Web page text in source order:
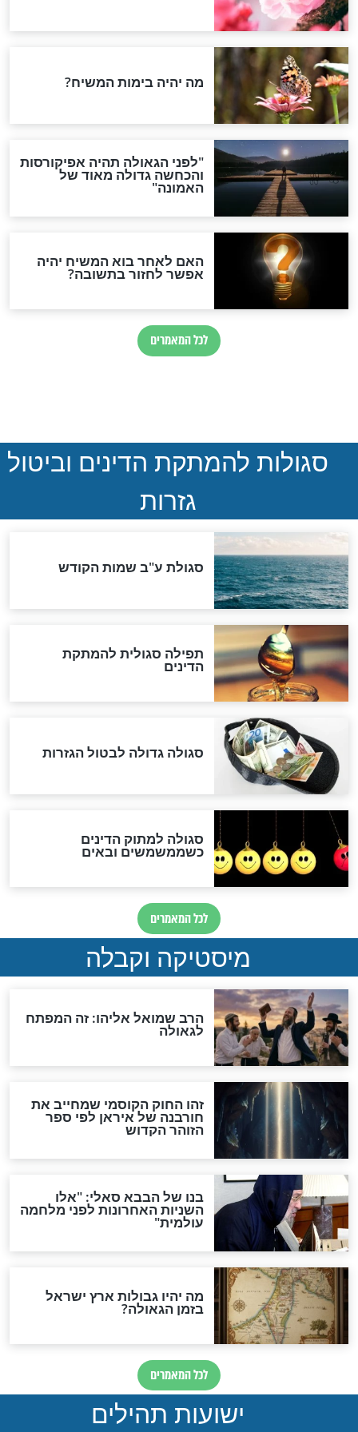
חדשות יהדות
הותר לפרסום: לוחמי מילואים
נהרגו בדרום לבנון
ההסכם החשאי של טראמפ
סימני שאלה
המסמך האבוד שנחשף
במרתפי מוסקבה: כתב היד
שורדת השואה שחוגגת 100:
לכל המאמרים
אחרית הימים
האם אפשר לחשב את הקץ?
מה יהיה בימות המשיח?
"לפני הגאולה תהיה אפיקורסות
והכחשה גדולה מאוד של
האמונה"
האם לאחר בוא המשיח יהיה
אפשר לחזור בתשובה?
לכל המאמרים
להמתקת הדינים וביטול
גזרות
סגולת ע"ב שמות הקודש